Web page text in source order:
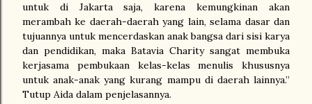
untuk di Jakarta saja, karena kemungkinan akan
merambah ke daerah-daerah yang lain, selama dasar dan
tujuannya untuk mencerdaskan anak bangsa dari sisi karya
dan pendidikan, maka Batavia Charity sangat membuka
kerjasama pembukaan kelas-kelas menulis khususnya
untuk anak-anak yang kurang mampu di daerah lainnya.”
Tutup Aida dalam penjelasannya.